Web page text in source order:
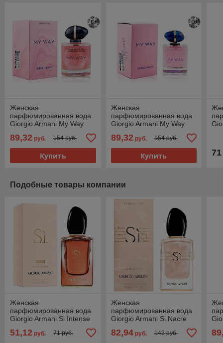
Женская
парфюмированная вода
Giorgio Armani My Way
(PREMIUM)
89,32 руб. 154 руб.
Купить
Женская
парфюмированная вода
Giorgio Armani My Way
89,32руб. 154 руб.
Купить 71
Подобные товары компании
Женская
парфюмированная вода
Giorgio Armani Si Intense
51,12 руб. 71 руб.
Женская
парфюмированная вода
Giorgio Armani Si Nacre
(PREMIUM)
82,94руб. 143 руб.